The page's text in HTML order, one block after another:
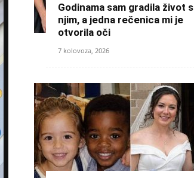
Godinama sam gradila život s
njim, a jedna rečenica mi je
otvorila oči
7 kolovoza, 2026